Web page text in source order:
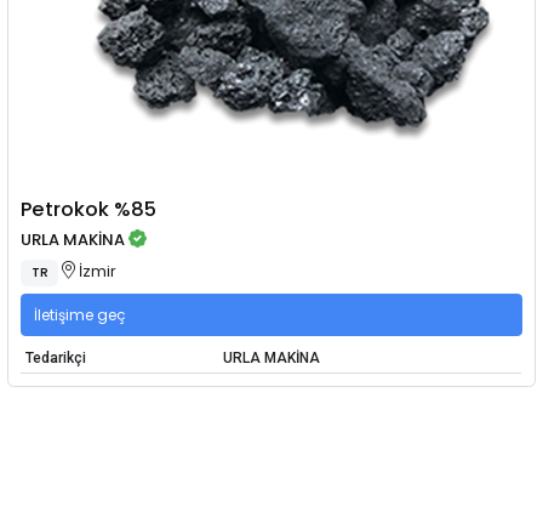
Petrokok %85
URLA MAKİNA
TR İzmir
İletişime geç
Tedarikçi URLA MAKİNA